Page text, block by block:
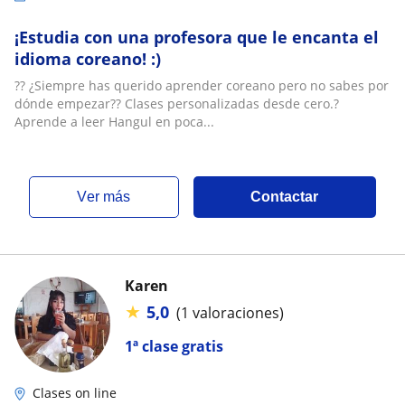
¡Estudia con una profesora que le encanta el
idioma coreano! :)
?? ¿Siempre has querido aprender coreano pero no sabes por
dónde empezar?? Clases personalizadas desde cero.?
Aprende a leer Hangul en poca...
ver más Contactar
1ª clase gratis
Karen
★ 5,0 (1 valoraciones)
Clases on line